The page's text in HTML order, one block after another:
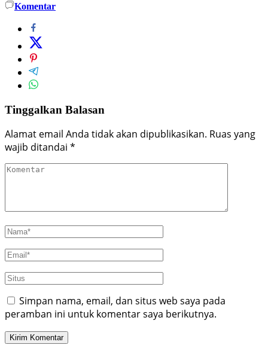
Komentar
Tinggalkan Balasan
Alamat email Anda tidak akan dipublikasikan. Ruas yang
wajib ditandai *
Simpan nama, email, dan situs web saya pada
peramban ini untuk komentar saya berikutnya.